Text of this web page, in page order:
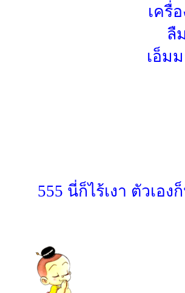
เครื่
ลื
เอ็ม
555 นี่ก็ไร้เงา ตัวเอ